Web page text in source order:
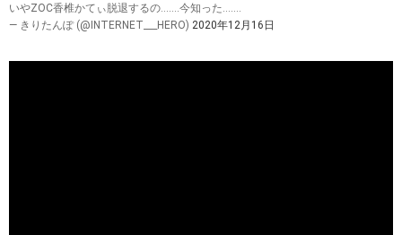
いやZOC香椎かてぃ脱退するの.......今知った.......
— きりたんぽ (@INTERNET___HERO) 2020年12月16日